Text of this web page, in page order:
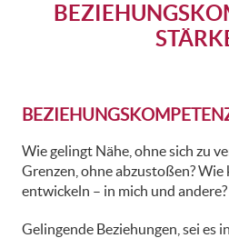
Wie gelingt Nähe, ohne sich zu
Grenzen, ohne abzustoßen?
entwickeln – in mich und andere?
Gelingende Beziehungen, sei es